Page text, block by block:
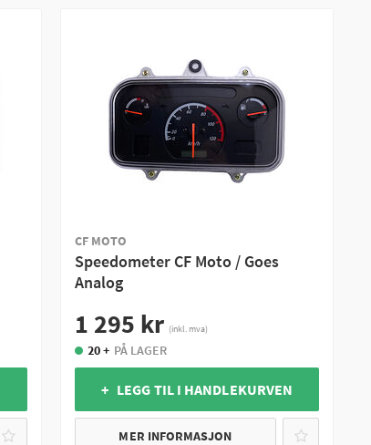
CF MOTO
Speedometer CF Moto / Goes
Analog
1 295 kr (inkl. mva)
20 + PÅ LAGER
+ LEGG TIL I HANDLEKURVEN
MER INFORMASJON